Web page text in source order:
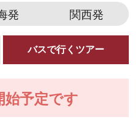
発 関西発
バスで行くツアー
始予定です